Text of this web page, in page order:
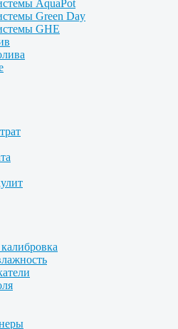
AquaPot
Green Day
GHE